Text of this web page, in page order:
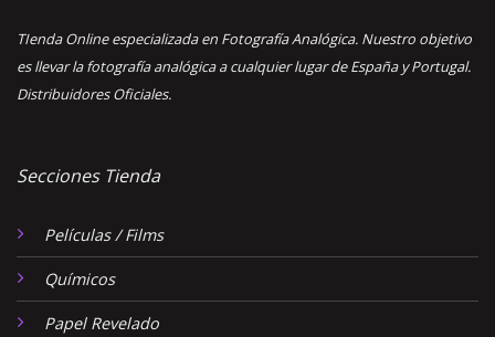
TIenda Online especializada en Fotografía Analógica. Nuestro objetivo
es llevar la fotografía analógica a cualquier lugar de España y Portugal.
Distribuidores Oficiales.
Secciones Tienda
Películas / Films
Químicos
Papel Revelado